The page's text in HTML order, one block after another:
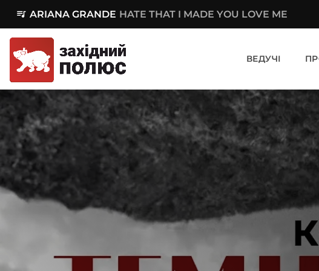
queue_music ARIANA GRANDE HATE THAT I MADE YOU LOVE ME
ВЕДУЧІ